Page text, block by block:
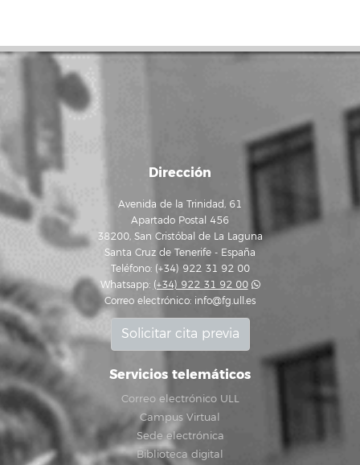
Dirección
Avenida de la Trinidad, 61
Apartado Postal 456
38200, San Cristóbal de La Laguna
Santa Cruz de Tenerife - España
Teléfono: (+34) 922 31 92 00
Whatsapp: (+34) 922 31 92 00
Correo electrónico: info@fg.ull.es
Solicitar cita previa
Servicios telemáticos
Correo electrónico ULL
Campus Virtual
Sede electrónica
Biblioteca digital